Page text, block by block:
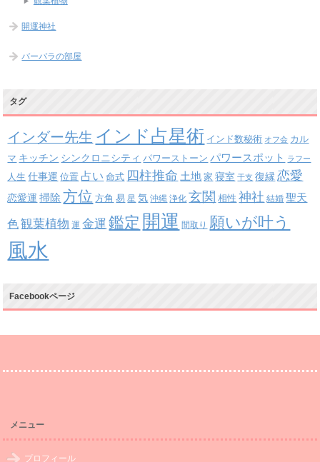
開運神社
バーバラの部屋
タグ
インダー先生 インド占星術 インド数秘術 オフ会 カル
マ キッチン シンクロニシティ パワーストーン パワースポット ラフー
人生 仕事運 位置 占い 命式 四柱推命 土地 家 寝室 干支 復縁 恋愛
恋愛運 掃除 方位 方角 易 星 気 沖縄 浄化 玄関 相性 神社 結婚 聖天
色 観葉植物 運 金運 鑑定 開運 間取り 願いが叶う
風水
Facebookページ
メニュー
プロフィール